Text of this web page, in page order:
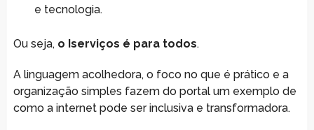
e tecnologia.
Ou seja, o Iserviços é para todos.
A linguagem acolhedora, o foco no que é prático e a
organização simples fazem do portal um exemplo de
como a internet pode ser inclusiva e transformadora.